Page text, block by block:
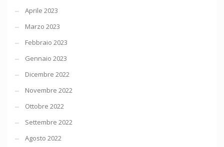
Aprile 2023
Marzo 2023
Febbraio 2023
Gennaio 2023
Dicembre 2022
Novembre 2022
Ottobre 2022
Settembre 2022
Agosto 2022